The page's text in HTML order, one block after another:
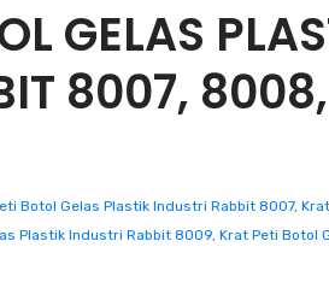
GELAS
8007, 8008,
Botol Gelas Plastik Industri Rabbit 8007,
Plastik Industri Rabbit 8009, Krat Peti Botol